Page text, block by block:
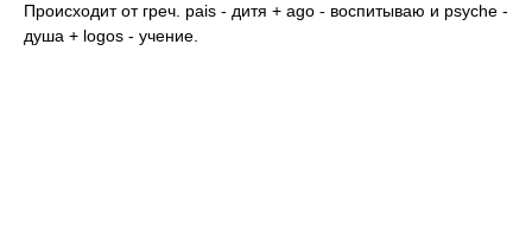
Происходит от греч. pais - дитя + agо - воспитываю и psyche -
душа + logos - учение.